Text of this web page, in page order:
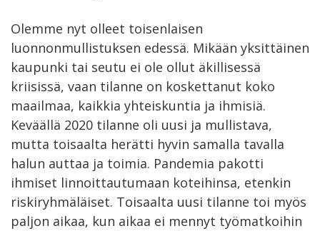
Olemme nyt olleet toisenlaisen
luonnonmullistuksen edessä. Mikään yksittäinen
kaupunki tai seutu ei ole ollut äkillisessä
kriisissä, vaan tilanne on koskettanut koko
maailmaa, kaikkia yhteiskuntia ja ihmisiä.
Keväällä 2020 tilanne oli uusi ja mullistava,
mutta toisaalta herätti hyvin samalla tavalla
halun auttaa ja toimia. Pandemia pakotti
ihmiset linnoittautumaan koteihinsa, etenkin
riskiryhmäläiset. Toisaalta uusi tilanne toi myös
paljon aikaa, kun aikaa ei mennyt työmatkoihin